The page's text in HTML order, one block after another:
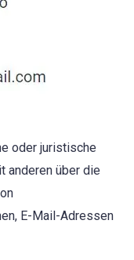
oder juristische
anderen über die
E-Mail-Adressen